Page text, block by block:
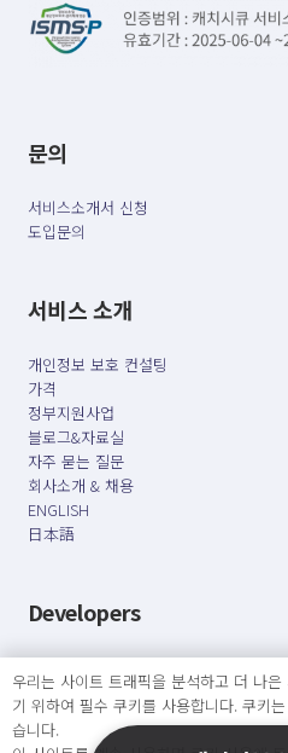
문의
서비스소개서 신청
도입문의
서비스 소개
개인정보 보호 컨설팅
가격
정부지원사업
블로그&자료실
자주 묻는 질문
회사소개 & 채용
ENGLISH
日本語
Developers
오늘보다 더 나은 내일을 만
우리는 사이트 트래픽을 분석하고 더 나
기 위하여 필수 쿠키를 사용합니다. 쿠키
습니다.